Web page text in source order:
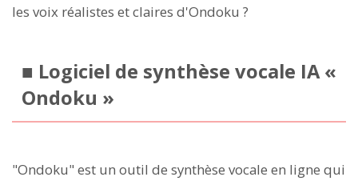
les voix réalistes et claires d'Ondoku ?
■ Logiciel de synthèse vocale IA «
Ondoku »
"Ondoku" est un outil de synthèse vocale en ligne qui